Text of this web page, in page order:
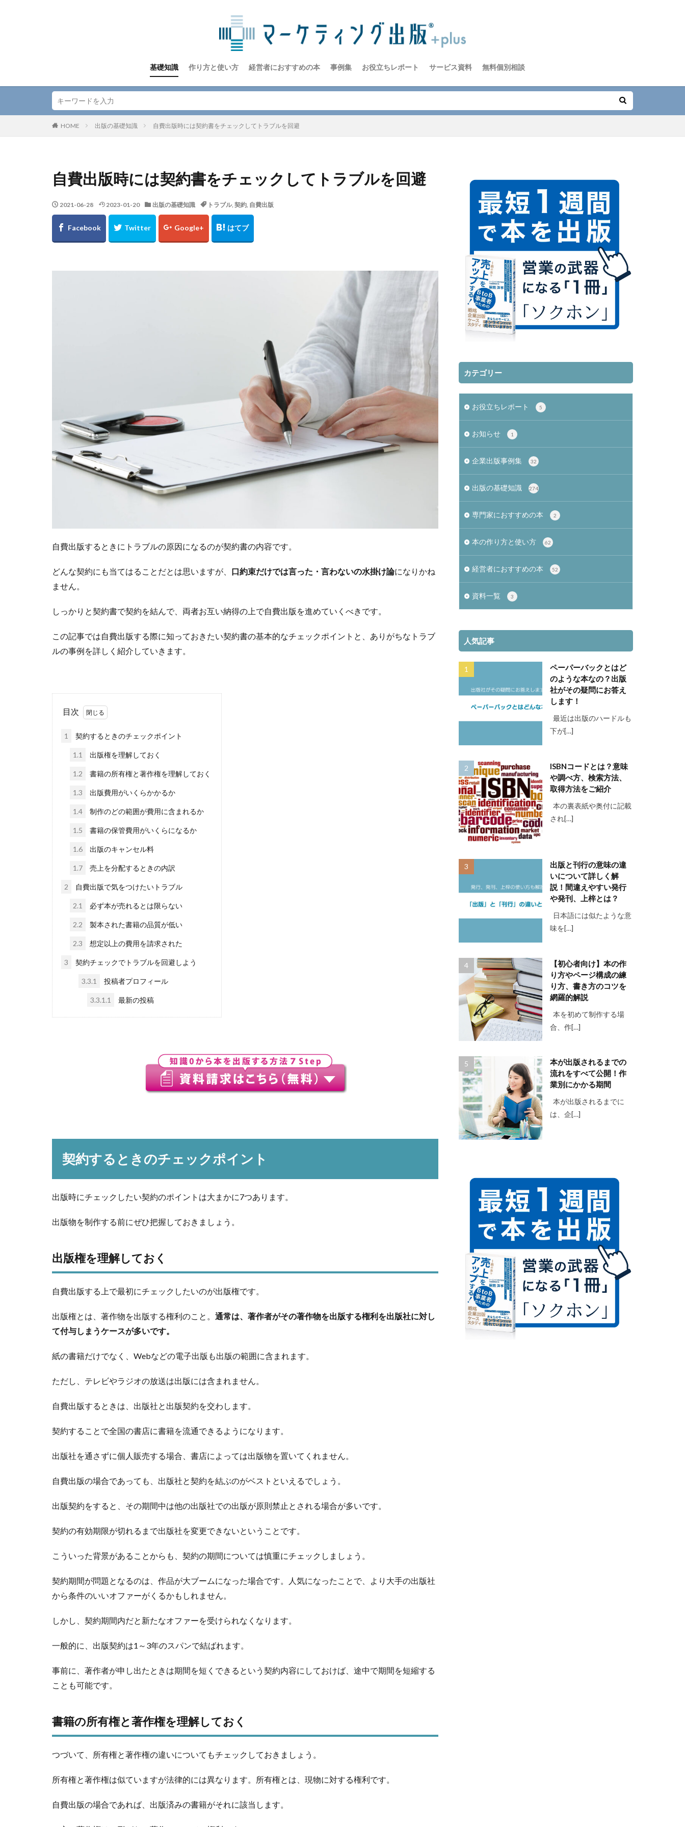
基礎知識 作り方と使い方 経営者におすすめの本 事例集 お役立ちレポート サービス資料 無料個別相談
HOME 出版の基礎知識 自費出版時には契約書をチェックしてトラブルを回避
自費出版時には契約書をチェックしてトラブルを回避
2021-06-28 2023-01-20 出版の基礎知識 トラブル, 契約, 自費出版
自費出版するときにトラブルの原因になるのが契約書の内容です。
どんな契約にも当てはることだとは思いますが、 口約束だけでは言った・言わないの水掛け論になりかね
ません。
しっかりと契約書で契約を結んで、両者お互い納得の上で自費出版を進めていくべきです。
この記事では自費出版する際に知っておきたい契約書の基本的なチェックポイントと、ありがちなトラブ
ルの事例を詳しく紹介していきます。
目次
1 契約するときのチェックポイント
1.1 出版権を理解しておく
1.2 書籍の所有権と著作権を理解しておく
1.3 出版費用がいくらかかるか
1.4 制作のどの範囲が費用に含まれるか
1.5 書籍の保管費用がいくらになるか
1.6 出版のキャンセル料
1.7 売上を分配するときの内訳
2 自費出版で気をつけたいトラブル
2.1 必ず本が売れるとは限らない
2.2 製本された書籍の品質が低い
2.3 想定以上の費用を請求された
3 契約チェックでトラブルを回避しよう
3.3.1 投稿者プロフィール
3.3.1.1 最新の投稿
契約するときのチェックポイント
出版時にチェックしたい契約のポイントは大まかに7つあります。
出版物を制作する前にぜひ把握しておきましょう。
出版権を理解しておく
自費出版する上で最初にチェックしたいのが出版権です。
出版権とは、著作物を出版する権利のこと。 通常は、著作者がその著作物を出版する権利を出版社に対し
て付与しまうケースが多いです。
紙の書籍だけでなく、Webなどの電子出版も出版の範囲に含まれます。
ただし、テレビやラジオの放送は出版には含まれません。
自費出版するときは、出版社と出版契約を交わします。
契約することで全国の書店に書籍を流通できるようになります。
出版社を通さずに個人販売する場合、書店によっては出版物を置いてくれません。
自費出版の場合であっても、出版社と契約を結ぶのがベストといえるでしょう。
出版契約をすると、その期間中は他の出版社での出版が原則禁止とされる場合が多いです。
契約の有効期限が切れるまで出版社を変更できないということです。
こういった背景があることからも、契約の期間については慎重にチェックしましょう。
契約期間が問題となるのは、作品が大ブームになった場合です。人気になったことで、より大手の出版社
から条件のいいオファーがくるかもしれません。
しかし、契約期間内だと新たなオファーを受けられなくなります。
一般的に、出版契約は1～3年のスパンで結ばれます。
事前に、著作者が申し出たときは期間を短くできるという契約内容にしておけば、途中で期間を短縮する
ことも可能です。
書籍の所有権と著作権を理解しておく
つづいて、所有権と著作権の違いについてもチェックしておきましょう。
所有権と著作権は似ていますが法律的には異なります。所有権とは、現物に対する権利です。
自費出版の場合であれば、出版済みの書籍がそれに該当します。
カテゴリー
お役立ちレポート 5
お知らせ 1
企業出版事例集 32
出版の基礎知識 274
専門家におすすめの本 2
本の作り方と使い方 62
経営者におすすめの本 52
資料一覧 3
人気記事
ペーパーバックとはど
のような本なの？出版
社がその疑問にお答え
します！
最近は出版のハードルも
下が[…]
ISBNコードとは？意味
や調べ方、検索方法、
取得方法をご紹介
本の裏表紙や奥付に記載
され[…]
出版と刊行の意味の違
いについて詳しく解
説！間違えやすい発行
や発刊、上梓とは？
日本語には似たような意
味を[…]
【初心者向け】本の作
り方やページ構成の練
り方、書き方のコツを
網羅的解説
本を初めて制作する場
合、作[…]
本が出版されるまでの
流れをすべて公開！作
業別にかかる期間
本が出版されるまでに
は、企[…]